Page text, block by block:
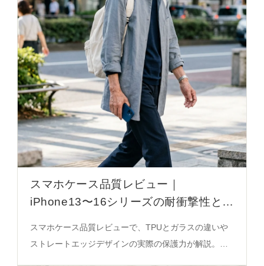
スマホケース品質レビュー｜
iPhone13〜16シリーズの耐衝撃性とデ
スマホケース品質レビューで、TPUとガラスの違いや
ストレートエッジデザインの実際の保護力が解説。耐